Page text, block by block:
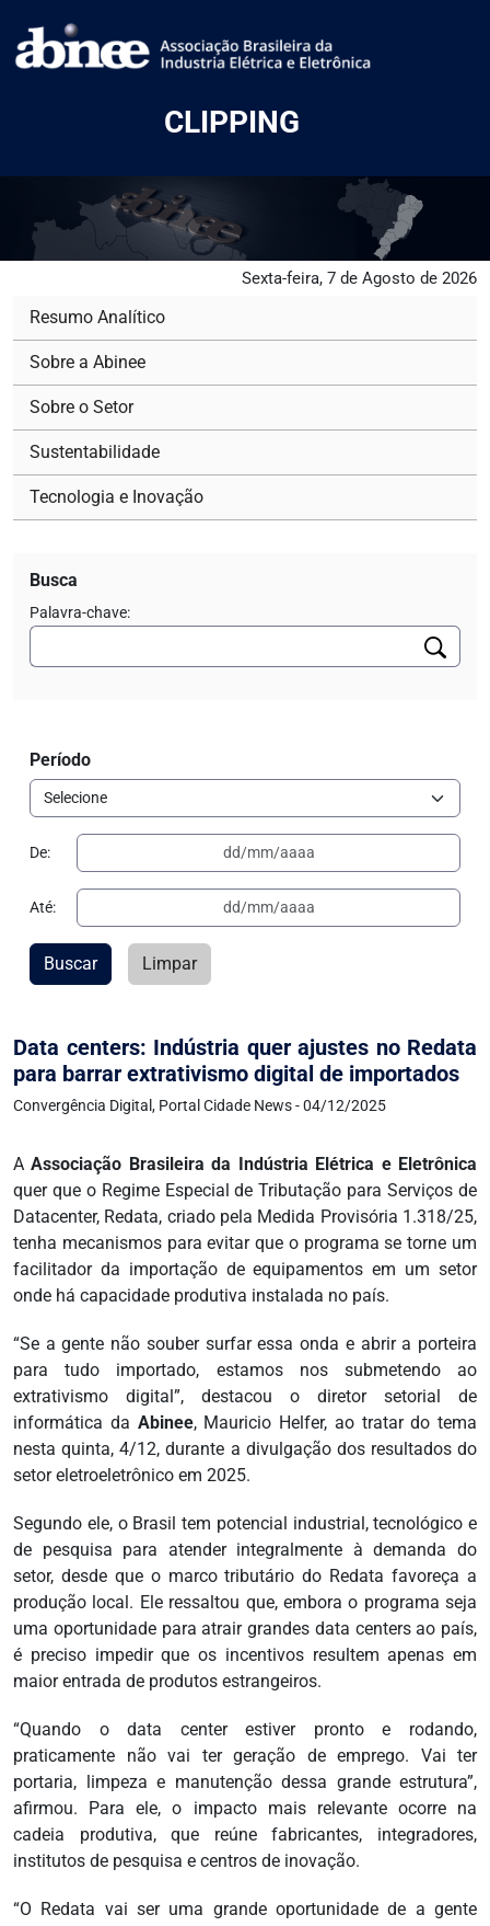
CLIPPING
Sexta-feira, 7 de Agosto de 2026
Data centers: Indústria quer ajustes no Redata
para barrar extrativismo digital de importados
Convergência Digital, Portal Cidade News - 04/12/2025
AAssociação Brasileira da Indústria Elétrica e Eletrônica
quer que o Regime Especial de Tributação para Serviços de
Datacenter, Redata, criado pela Medida Provisória 1.318/25,
tenha mecanismos para evitar que o programa se torne um
facilitador da importação de equipamentos em um setor
onde há capacidade produtiva instalada no país.
“Se a gente não souber surfar essa onda e abrir a porteira
para tudo importado, estamos nos submetendo ao
extrativismo digital”, destacou o diretor setorial de
informática da Abinee, Mauricio Helfer, ao tratar do tema
nesta quinta, 4/12, durante a divulgação dos resultados do
setor eletroeletrônico em 2025.
Segundo ele, o Brasil tem potencial industrial, tecnológico e
de pesquisa para atender integralmente à demanda do
setor, desde que o marco tributário do Redata favoreça a
produção local. Ele ressaltou que, embora o programa seja
uma oportunidade para atrair grandes data centers ao país,
é preciso impedir que os incentivos resultem apenas em
maior entrada de produtos estrangeiros.
“Quando o data center estiver pronto e rodando,
praticamente não vai ter geração de emprego. Vai ter
portaria, limpeza e manutenção dessa grande estrutura”,
afirmou. Para ele, o impacto mais relevante ocorre na
cadeia produtiva, que reúne fabricantes, integradores,
institutos de pesquisa e centros de inovação.
“O Redata vai ser uma grande oportunidade de a gente
Resumo Analítico
Sobre a Abinee
Sobre o Setor
Sustentabilidade
Tecnologia e Inovação
Busca
Palavra-chave:
Período
De:
Até:
Buscar Limpar